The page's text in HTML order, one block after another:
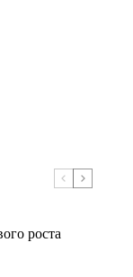
роста